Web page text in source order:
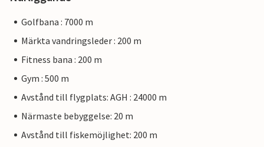
Golfbana : 7000 m
Märkta vandringsleder : 200 m
Fitness bana : 200 m
Gym : 500 m
Avstånd till flygplats: AGH : 24000 m
Närmaste bebyggelse: 20 m
Avstånd till fiskemöjlighet: 200 m